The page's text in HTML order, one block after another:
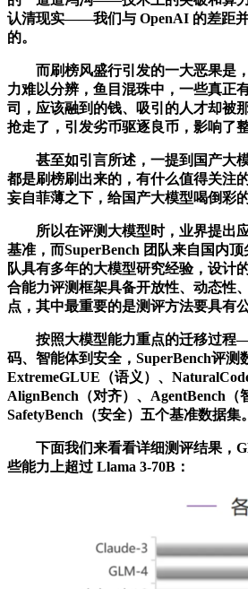
认清现实——我们与 OpenAI 的差距
的。
而刷榜风盛行引发的一大恶果是
力难以分辨，鱼目混珠中，一些真正
司，应该融到的钱、吸引的人才却被
抢走了，引发劣币驱逐良币，影响了
甚至如引言所述，一提到国产大
都是刷榜刷出来的，有什么值得关注
妄自菲薄之下，给国产大模型喝倒彩的
所以在评测大模型时，业界提出
基准，而SuperBench 团队来自国内
队具有多年的大模型研究经验，设计
合能力评测框架具备开放性、动态性
点，其中最重要的是测评方法要具有公
按照大模型能力重点的迁移过程
码、智能体到安全，SuperBench评测
ExtremeGLUE（语义）、
AlignBench（对齐）、AgentBench（
SafetyBench（安全）五个基准数据集。
下面我们来看看详细测评结果，
些能力上超过 Llama 3-70B：